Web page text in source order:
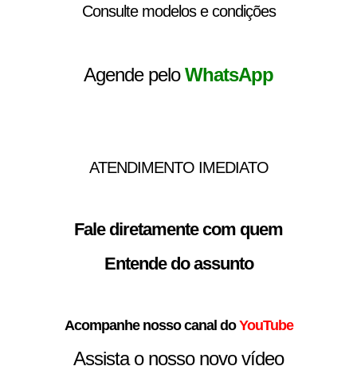
Consulte modelos e condições
Agende peloWhatsApp
ATENDIMENTO IMEDIATO
Fale diretamente com quem
Entende do assunto
Acompanhe nosso canal do YouTube
Assista o nosso novo vídeo